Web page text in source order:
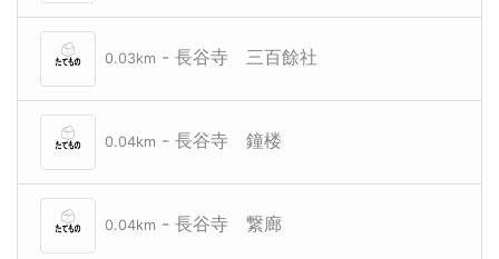
0.03km - 長谷寺 三百餘社
0.04km - 長谷寺 鐘楼
0.04km - 長谷寺 繋廊